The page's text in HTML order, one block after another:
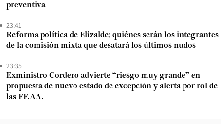
preventiva
23:41
Reforma política de Elizalde: quiénes serán los integrantes
de la comisión mixta que desatará los últimos nudos
23:35
Exministro Cordero advierte “riesgo muy grande” en
propuesta de nuevo estado de excepción y alerta por rol de
las FF.AA.